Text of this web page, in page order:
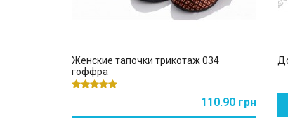
Женские тапочки трикотаж 034
гоффра
110.90 грн